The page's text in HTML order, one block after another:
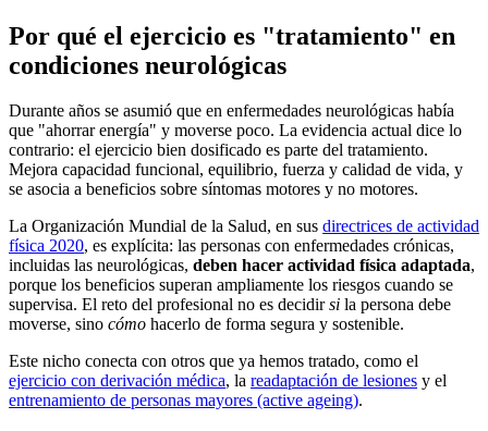
Por qué el ejercicio es "tratamiento" en
condiciones neurológicas
Durante años se asumió que en enfermedades neurológicas había
que "ahorrar energía" y moverse poco. La evidencia actual dice lo
contrario: el ejercicio bien dosificado es parte del tratamiento.
Mejora capacidad funcional, equilibrio, fuerza y calidad de vida, y
se asocia a beneficios sobre síntomas motores y no motores.
La Organización Mundial de la Salud, en sus directrices de actividad
física 2020, es explícita: las personas con enfermedades crónicas,
incluidas las neurológicas, deben hacer actividad física adaptada,
porque los beneficios superan ampliamente los riesgos cuando se
supervisa. El reto del profesional no es decidirsi la persona debe
moverse, sino cómo hacerlo de forma segura y sostenible.
Este nicho conecta con otros que ya hemos tratado, como el
ejercicio con derivación médica, la readaptación de lesiones y el
entrenamiento de personas mayores (active ageing).